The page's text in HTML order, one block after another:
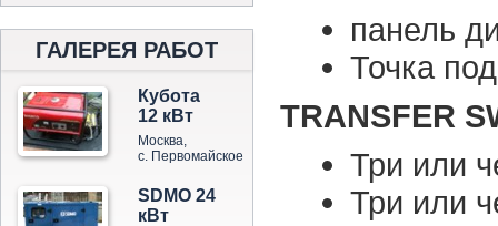
ГАЛЕРЕЯ РАБОТ
Кубота
12 кВт
Москва,
с. Первомайское
SDMO 24
кВт
панель
Точка
TRANSFER
Три или
Три или